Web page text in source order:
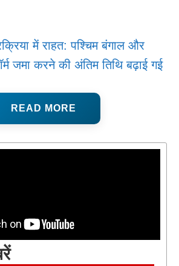
में राहत: पश्चिम बंगाल और
जमा करने की अंतिम तिथि बढ़ाई गई
READ MORE